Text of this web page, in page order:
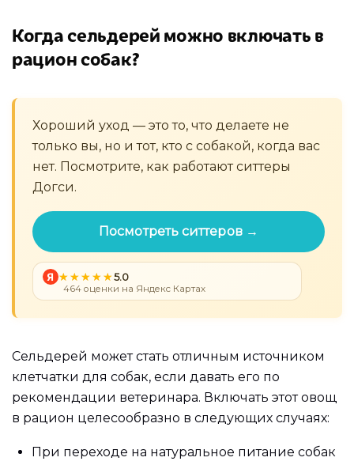
Когда сельдерей можно включать в
рацион собак?
Хороший уход — это то, что делаете не
только вы, но и тот, кто с собакой, когда вас
нет. Посмотрите, как работают ситтеры
Догси.
Посмотреть ситтеров →
Я 5.0
464 оценки на Яндекс Картах
Сельдерей может стать отличным источником
клетчатки для собак, если давать его по
рекомендации ветеринара. Включать этот овощ
в рацион целесообразно в следующих случаях:
При переходе на натуральное питание собак